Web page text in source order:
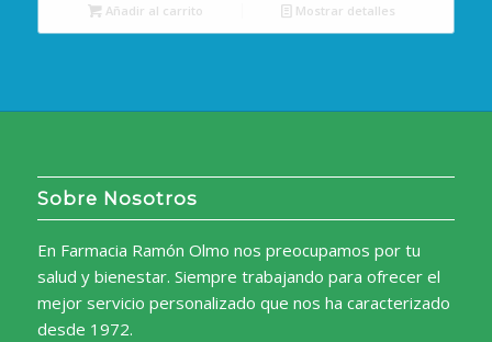
Añadir al carrito Mostrar detalles
Sobre Nosotros
En Farmacia Ramón Olmo nos preocupamos por tu
salud y bienestar. Siempre trabajando para ofrecer el
mejor servicio personalizado que nos ha caracterizado
desde 1972.